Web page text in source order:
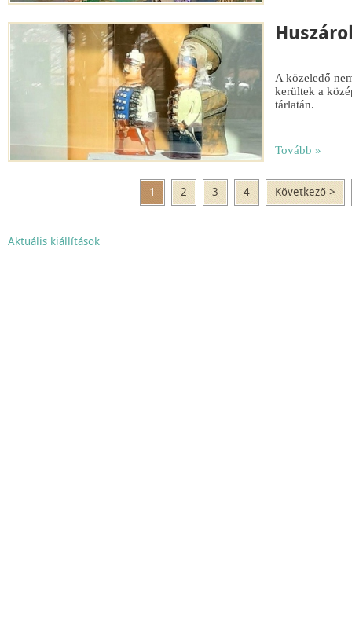
A közeledő
kerültek a
tárlatán.
Tovább »
1 2 3 4 Következő >
Aktuális kiállítások